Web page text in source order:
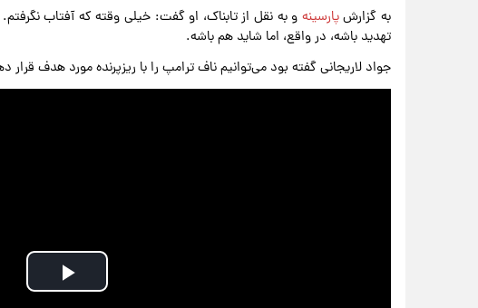
به گزارشپارسینه و به نقل از تابناک، او گفت: خیلی وقته که آفتاب
تهدید باشه، در واقع، اما شاید هم باشه.
جواد لاریجانی گفته بود می‌توانیم ناف ترامپ را با ریزپرنده مورد هدف قرار
Play